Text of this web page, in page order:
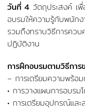
วันที่ 4 วัตถุประสงค์ เพื่
อบรมให้ความรู้กับพนักง
รวมถึงทราบวิธีการคว
ปฏิบัติงาน
การฝึกอบรมตามวิธีก
– การเตรียมความพร้อ
• การวางแผนการอบร
• การเตรียมอุปกรณ์แล